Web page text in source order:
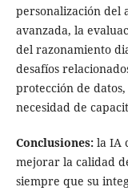
personalización del
avanzada, la
del razonamiento
desafíos
protección de
necesidad de
Conclusiones:la IA
mejorar la calidad
siempre que su